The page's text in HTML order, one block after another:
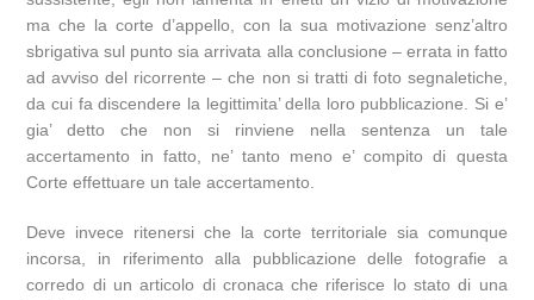
ma che la corte d’appello, con la sua motivazione senz’altro
sbrigativa sul punto sia arrivata alla conclusione – errata in fatto
ad avviso del ricorrente – che non si tratti di foto segnaletiche,
da cui fa discendere la legittimita’ della loro pubblicazione. Si e’
gia’ detto che non si rinviene nella sentenza un tale
accertamento in fatto, ne’ tanto meno e’ compito di questa
Corte effettuare un tale accertamento.
Deve invece ritenersi che la corte territoriale sia comunque
incorsa, in riferimento alla pubblicazione delle fotografie a
corredo di un articolo di cronaca che riferisce lo stato di una